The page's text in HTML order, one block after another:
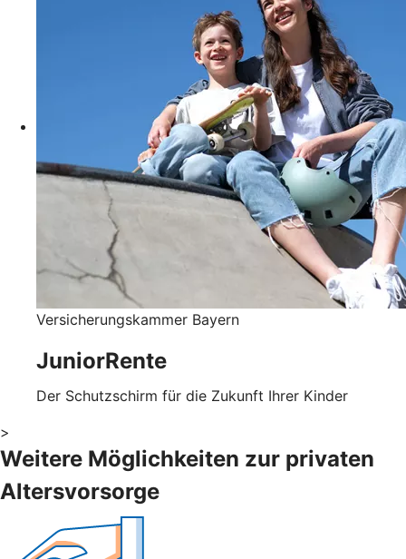
Versicherungskammer Bayern
JuniorRente
Der Schutzschirm für die Zukunft Ihrer Kinder
>
Weitere Möglichkeiten zur privaten
Altersvorsorge